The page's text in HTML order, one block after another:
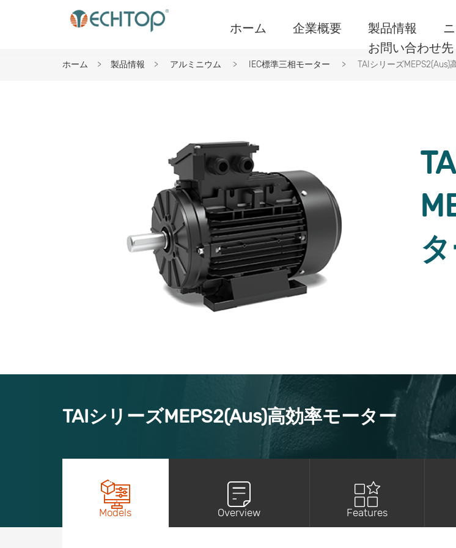
ホーム 企業概要 製品情報
お問い合わせ先
ホーム 製品情報 アルミニウム IEC標準三相モーター TAIシリーズMEPS2(Aus)
TAIシリーズMEPS2(Aus)高効率モーター
Models Overview Features